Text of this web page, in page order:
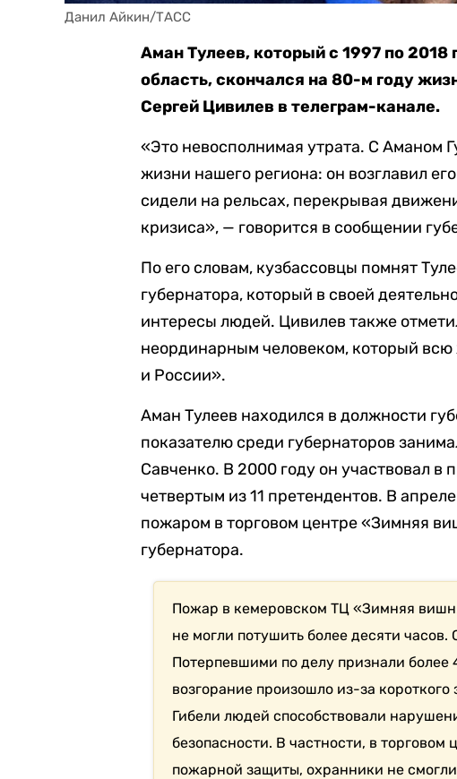
Данил Айкин/ТАСС
Аман Тулеев, который с 1997 по
область, скончался на 80-м году
Сергей Цивилев в телеграм-канале.
«Это невосполнимая утрата. С Аманом
жизни нашего региона: он возглавил
сидели на рельсах, перекрывая
кризиса», — говорится в сообщении
По его словам, кузбассовцы помнят
губернатора, который в своей
интересы людей. Цивилев также
неординарным человеком, который
и России».
Аман Тулеев находился в должности
показателю среди губернаторов
Савченко. В 2000 году он участвовал в
четвертым из 11 претендентов. В
пожаром в торговом центре «Зимняя
губернатора.
Пожар в кемеровском ТЦ «Зимняя
не могли потушить более десяти
Потерпевшими по делу признали
возгорание произошло из-за
Гибели людей способствовали
безопасности. В частности, в торговом
пожарной защиты, охранники не